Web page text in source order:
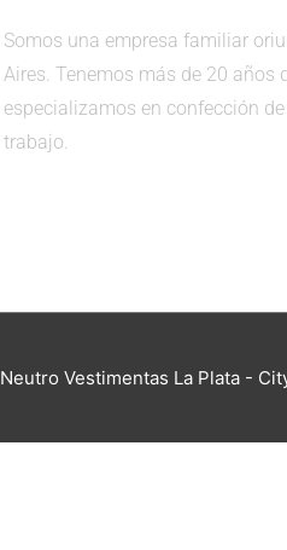
Somos una empresa familiar
Aires. Tenemos más de 20 años
especializamos en confección
trabajo.
Neutro Vestimentas La Plata -